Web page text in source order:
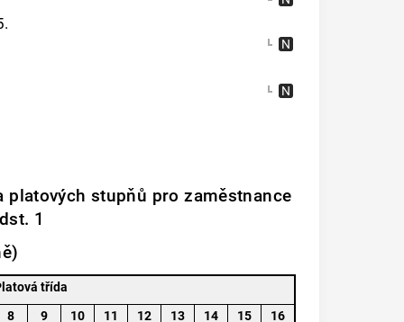
stupňů pro zaměstnance
1
třída
8
9 10 11 12 13 14 15 16